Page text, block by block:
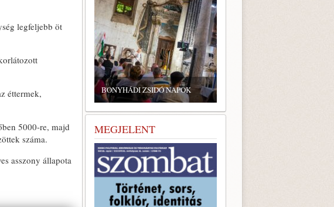
legfeljebb öt
éttermek,
5000-re, majd
száma.
asszony állapota
BONYHÁDI ZSIDÓ NAPOK
ZSIDÓ GASZTRONÓMIAI
TALÁLKOZÓ A BONYHÁDI
ZSINAGÓGÁBAN
MEGJELENT